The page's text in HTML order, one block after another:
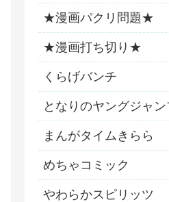
★漫画パクリ問題★
★漫画打ち切り★
くらげバンチ
となりのヤングジャン
まんがタイムきらら
めちゃコミック
やわらかスピリッツ